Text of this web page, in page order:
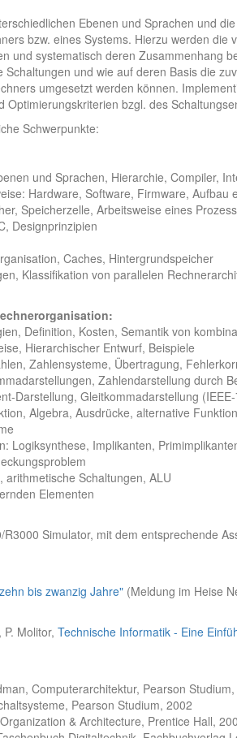
Ebenen und Sprachen und
bzw. eines Systems. Hierzu werden die
und systematisch deren Zusammenhang
Schaltungen und wie auf deren Basis die
umgesetzt werden können.
Optimierungskriterien bzgl. des
Schwerpunkte:
und Sprachen, Hierarchie, Compiler,
Hardware, Software, Firmware, Aufbau
Speicherzelle, Arbeitsweise eines
Designprinzipien
Caches, Hintergrundspeicher
Klassifikation von parallelen
Definition, Kosten, Semantik von
Hierarchischer Entwurf, Beispiele
Zahlensysteme, Übertragung,
Zahlendarstellung durch
Darstellung, Gleitkommadarstellung
Algebra, Ausdrücke, alternative
Logiksynthese, Implikanten,
arithmetische Schaltungen, ALU
Elementen
R3000 Simulator, mit dem entsprechende
bis zwanzig Jahre"(Meldung im Heise
Molitor, Technische Informatik - Eine
Computerarchitektur, Pearson Studium,
Pearson Studium, 2002
& Architecture, Prentice Hall,